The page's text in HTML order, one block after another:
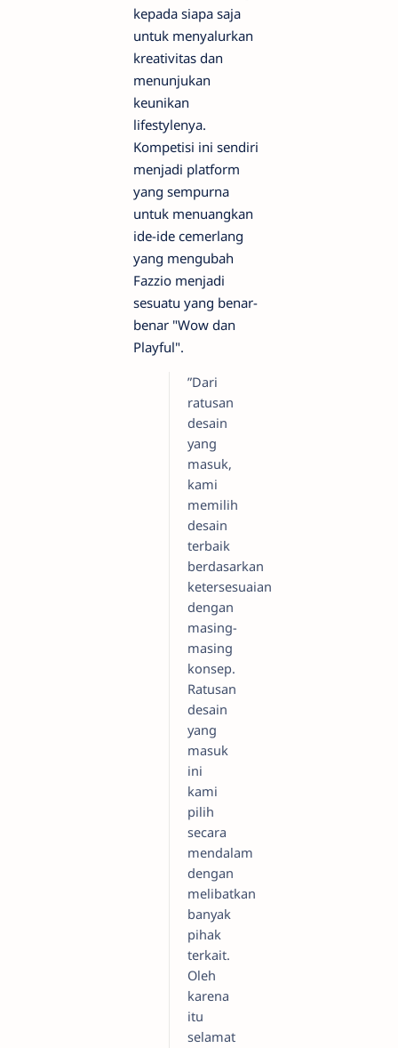
kepada siapa saja
untuk menyalurkan
kreativitas dan
menunjukan
keunikan
lifestylenya.
Kompetisi ini sendiri
menjadi platform
yang sempurna
untuk menuangkan
ide-ide cemerlang
yang mengubah
Fazzio menjadi
sesuatu yang benar-
benar "Wow dan
Playful".
”Dari
ratusan
desain
yang
masuk,
kami
memilih
desain
terbaik
berdasarkan
ketersesuaian
dengan
masing-
masing
konsep.
Ratusan
desain
yang
masuk
ini
kami
pilih
secara
mendalam
dengan
melibatkan
banyak
pihak
terkait.
Oleh
karena
itu
selamat